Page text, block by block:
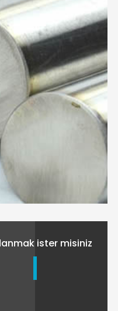
ister misiniz